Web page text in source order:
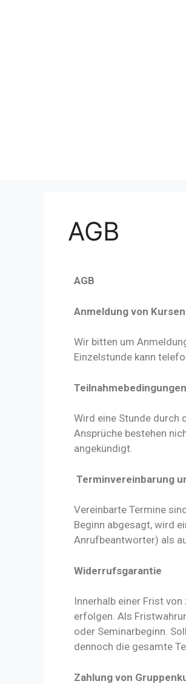
AGB
AGB
Anmeldung von
Wir bitten um
Einzelstunde kann
Wird eine Stunde durch
Ansprüche bestehen
angekündigt.
Terminvereinbarung
Vereinbarte Termine
Beginn abgesagt, wird
Anrufbeantworter) als
Widerrufsgarantie
Innerhalb einer Frist
erfolgen. Als
oder Seminarbeginn.
dennoch die gesamte
Zahlung von